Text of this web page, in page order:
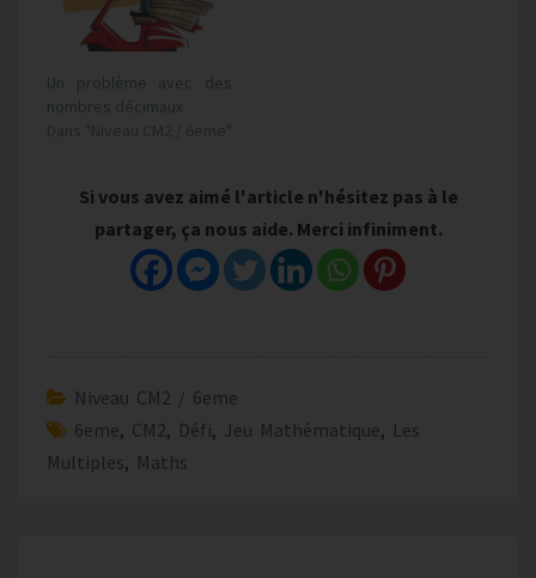
Un problème avec des
nombres décimaux
Si vous avez aimé l'article n'hésitez pas à le
partager, ça nous aide. Merci infiniment.
Niveau CM2 / 6eme
6eme, CM2, Défi, Jeu Mathématique, Les
Multiples, Maths